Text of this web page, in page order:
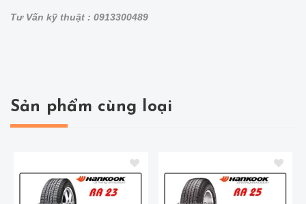
Tư Vấn kỹ thuật : 0913300489
Sản phẩm cùng loại